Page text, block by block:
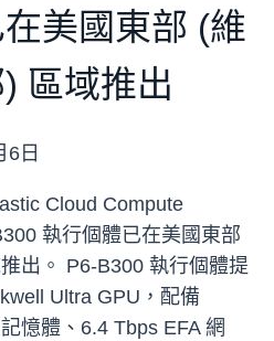
美國東部 (維
區域推出
6日
Cloud Compute
執行個體已在美國東部
出。 P6-B300 執行個體提
Ultra GPU，配備
憶體、6.4 Tbps EFA 網